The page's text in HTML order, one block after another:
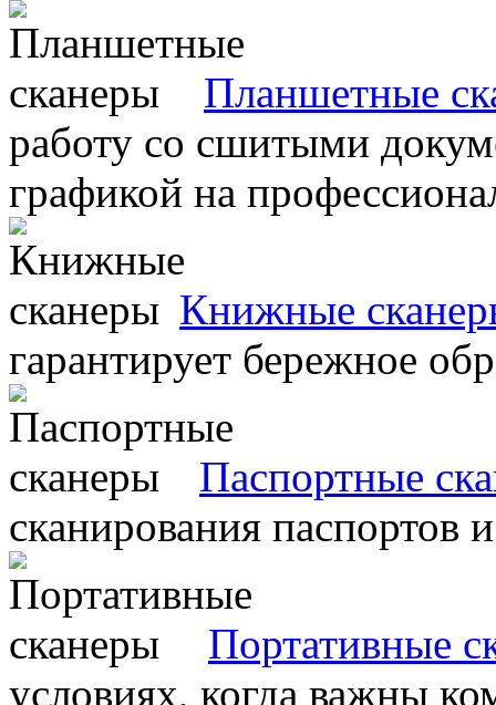
Планшетные
работу со сшитыми
графикой на
Книжные
гарантирует бережное
Паспортные
сканирования паспортов
Портативные
условиях, когда важны